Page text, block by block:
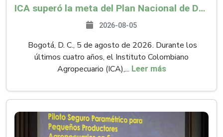
ICA superó la meta del Plan Nacional de Desarrollo y abrió 61 mercados internacionales
2026-08-05
Bogotá, D. C., 5 de agosto de 2026. Durante los
últimos cuatro años, el Instituto Colombiano
Agropecuario (ICA),... Leer más